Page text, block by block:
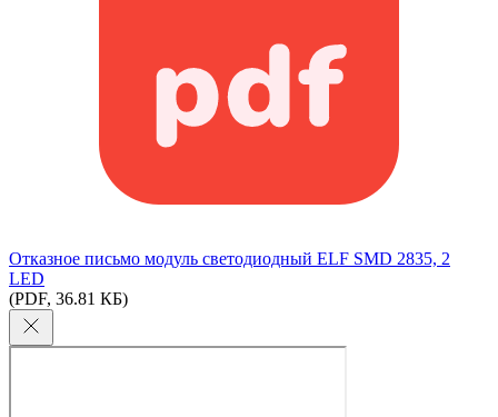
Отказное письмо модуль светодиодный ELF SMD 2835, 2
LED
(PDF, 36.81 КБ)